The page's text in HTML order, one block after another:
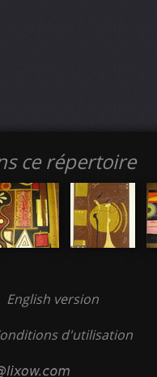
ce répertoire
English version
d'utilisation